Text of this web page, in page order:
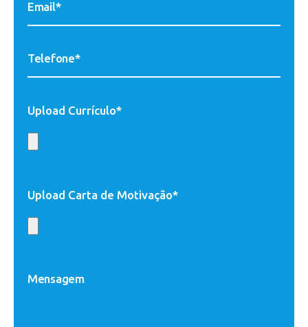
Upload Currículo*
Upload Carta de Motivação*